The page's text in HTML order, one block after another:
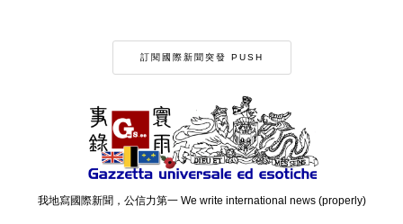
訂閱國際新聞突發 PUSH
我地寫國際新聞，公信力第一 We write international news (properly)